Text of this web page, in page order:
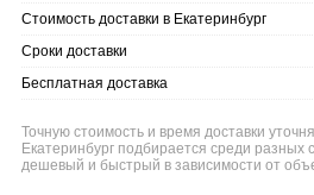
Green Minds
Стоимость доставки в Екатеринбург
Сроки доставки
Бесплатная доставка
Точную стоимость и время доставки
Екатеринбург подбирается среди разных
дешевый и быстрый в зависимости от